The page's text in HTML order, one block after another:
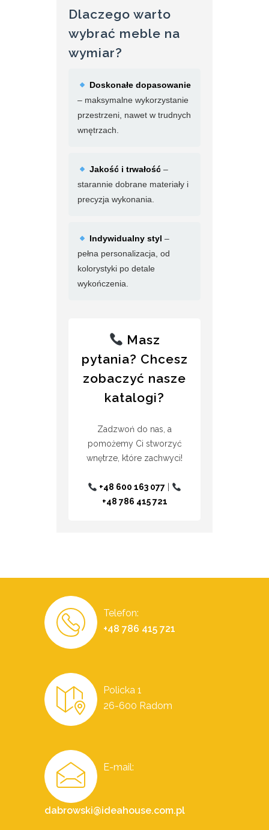
Dlaczego warto
wybrać meble na
wymiar?
Doskonałe dopasowanie
– maksymalne wykorzystanie
przestrzeni, nawet w trudnych
wnętrzach.
Jakość i trwałość–
starannie dobrane materiały i
precyzja wykonania.
Indywidualny styl –
pełna personalizacja, od
kolorystyki po detale
wykończenia.
Masz
pytania? Chcesz
zobaczyć nasze
katalogi?
Zadzwoń do nas, a
pomożemy Ci stworzyć
wnętrze, które zachwyci!
+48 600 163 077
+48 786 415 721
Telefon:
+48 786 415 721
Policka 1
26-600 Radom
E-mail:
dabrowski@ideahouse.com.pl